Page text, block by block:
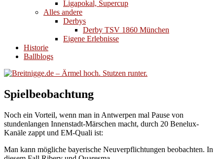
Ligapokal, Supercup
Alles andere
Derbys
Derby TSV 1860 München
Eigene Erlebnisse
Historie
Ballblogs
Spielbeobachtung
Noch ein Vorteil, wenn man in Antwerpen mal Pause von
stundenlangen Innenstadt-Märschen macht, durch 20 Benelux-
Kanäle zappt und EM-Quali ist:
Man kann mögliche bayerische Neuverpflichtungen beobachten. In